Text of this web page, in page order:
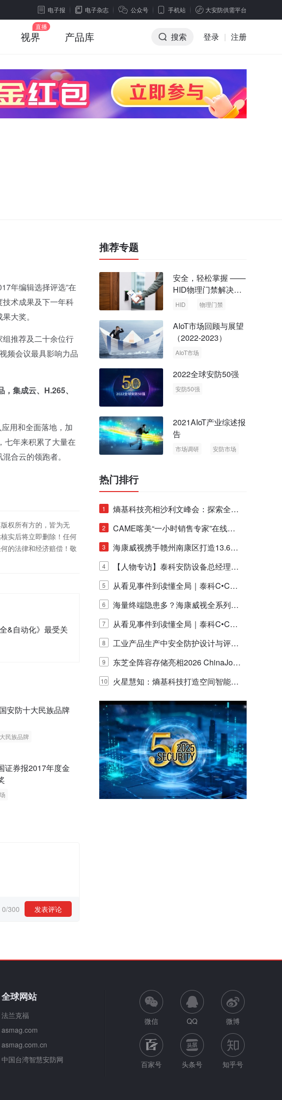
电子报 电子杂志 公众号 手机站 大安防供需平台
视界 产品库 搜索 登录 | 注册
年编辑选择评选”在
术成果及下一年科
大奖。
推荐及二十余位行
频会议最具影响力品
集成云、H.265、
用和全面落地，加
年来积累了大量在
合云的领跑者。
权所有方的，皆为无
实后将立即删除！任何
的法律和经济赔偿！敬
&自动化》最受关
安防十大民族品牌
民族品牌
证券报2017年度金
0/300 发表评论
推荐专题
安全，轻松掌握 ——
HID物理门禁解决方
案，启动智慧安全新
HID 物理门禁
AIoT市场回顾与展望
（2022-2023）
AIoT市场
2022全球安防50强
安防50强
2021AIoT产业综述报
告
市场调研
安防市场
热门排行
1
熵基科技亮相沙利文峰会：探索全栈
脑机技术商业化生态新路径
2
CAME喀美“一小时销售专家”在线赋
能培训正式启动！
3
海康威视携手赣州南康区打造13.6公
里绿波网
4
【人物专访】泰科安防设备总经理张
宁解码安防出海新范式
5
从看见事件到读懂全局｜泰科C•CUR
E IQ 3.20开启安防运营智能新时代
6
海量终端隐患多？海康威视全系列物
联安全产品，四层守护更放心！
7
从看见事件到读懂全局｜泰科C•CUR
E IQ 3.20开启安防运营智能新时代
8
工业产品生产中安全防护设计与评估
的实践与探讨
9
东芝全阵容存储亮相2026 ChinaJo
y，以海量数据底座赋能“与AI同游”新
体验
10
火星慧知：熵基科技打造空间智能时
代的认知中枢
全球网站
法兰克福
asmag.com
asmag.com.cn
中国台湾智慧安防网
微信 QQ 微博
百家号 头条号 知乎号